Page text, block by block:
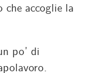
accoglie la
po’ di